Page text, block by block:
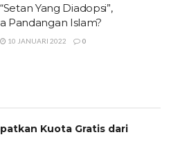
Yang Diadopsi”,
Pandangan Islam?
10 JANUARI 2022 0
Kuota Gratis dari